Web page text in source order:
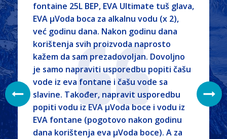
fontaine 25L BEP, EVA Ultimate tuš glava,
EVA µVoda boca za alkalnu vodu (x 2),
već godinu dana. Nakon godinu dana
korištenja svih proizvoda naprosto
kažem da sam prezadovoljan. Dovoljno
je samo napraviti usporedbu popiti čašu
vode iz eva fontane i čašu vode sa
slavine. Također, napravit usporedbu
popiti vodu iz EVA µVoda boce i vodu iz
EVA fontane (pogotovo nakon godinu
dana korištenja eva µVoda boce). A za